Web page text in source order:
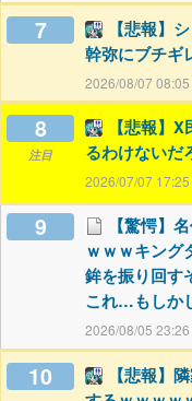
7
【悲報】
幹弥にブチギ
2026/08/07 08:05
8
注目
【悲報】
るわけない
2026/07/07 17:25
9
【驚愕】
ｗｗｗキング
鉾を振り回す
これ…もしか
2026/08/05 23:26
10
【悲報】